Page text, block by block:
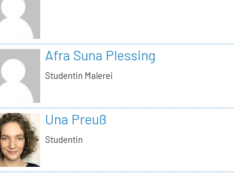
Afra Suna Plessing
Studentin Malerei
Una Preuß
Studentin